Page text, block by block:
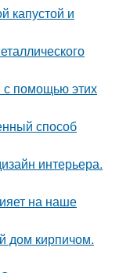
капустой и
с помощью этих
способ
интерьера.
на наше
дом кирпичом.